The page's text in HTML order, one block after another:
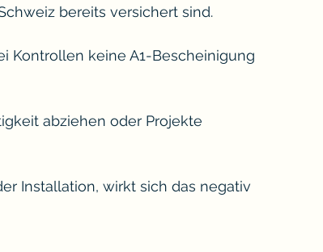
bereits versichert sind.
Kontrollen keine A1-Bescheinigung
abziehen oder Projekte
Installation, wirkt sich das negativ